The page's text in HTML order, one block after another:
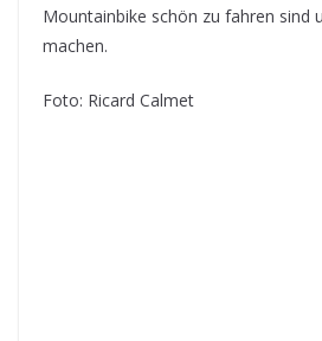
Mountainbike schön zu fahren sind
machen.
Foto: Ricard Calmet